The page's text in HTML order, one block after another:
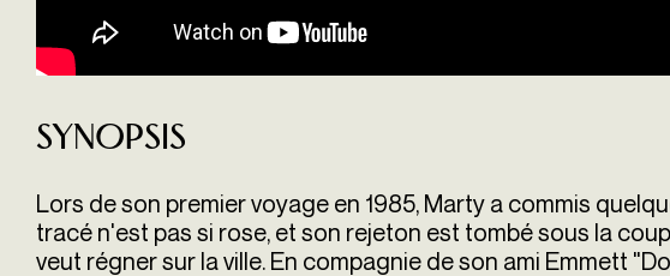
Synopsis
Lors de son premier voyage en 1985, Marty a commis
tracé n'est pas si rose, et son rejeton est tombé sous la
veut régner sur la ville. En compagnie de son ami Emmett